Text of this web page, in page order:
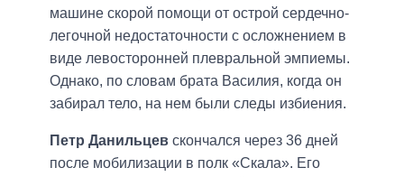
машине скорой помощи от острой сердечно-
легочной недостаточности с осложнением в
виде левосторонней плевральной эмпиемы.
Однако, по словам брата Василия, когда он
забирал тело, на нем были следы избиения.
Петр Данильцев скончался через 36 дней
после мобилизации в полк «Скала». Его